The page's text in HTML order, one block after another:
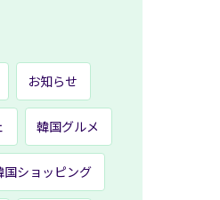
お知らせ
韓国グルメ
国ショッピング